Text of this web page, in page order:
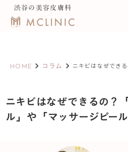
HOME keyboard_arrow_right コラム keyboard_arrow_right ニキビはなぜできる
ニキビはなぜできるの？
ル」や「マッサージピー
渋谷の美容皮膚科